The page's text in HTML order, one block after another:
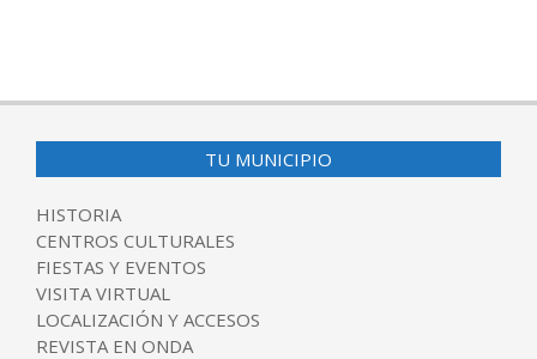
TU MUNICIPIO
HISTORIA
CENTROS CULTURALES
FIESTAS Y EVENTOS
VISITA VIRTUAL
LOCALIZACIÓN Y ACCESOS
REVISTA EN ONDA